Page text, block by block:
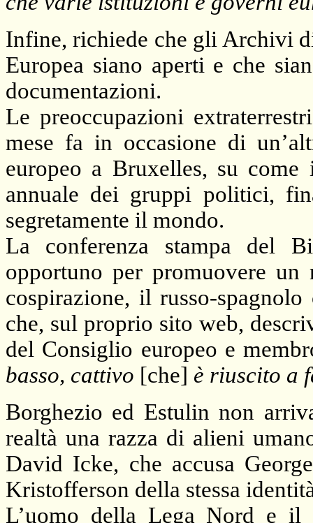
Infine, richiede che gli Archivi
Europea siano aperti e che
documentazioni.
Le preoccupazioni
mese fa in occasione di
europeo a Bruxelles, su
annuale dei gruppi politici,
segretamente il mondo.
La conferenza stampa del
opportuno per promuovere
cospirazione, il russo-
che, sul proprio sito web,
del Consiglio europeo e
basso, cattivo [che] è riuscito a
Borghezio ed Estulin non
realtà una razza di alieni
David Icke, che accusa
Kristofferson della stessa
L’uomo della Lega Nord e il